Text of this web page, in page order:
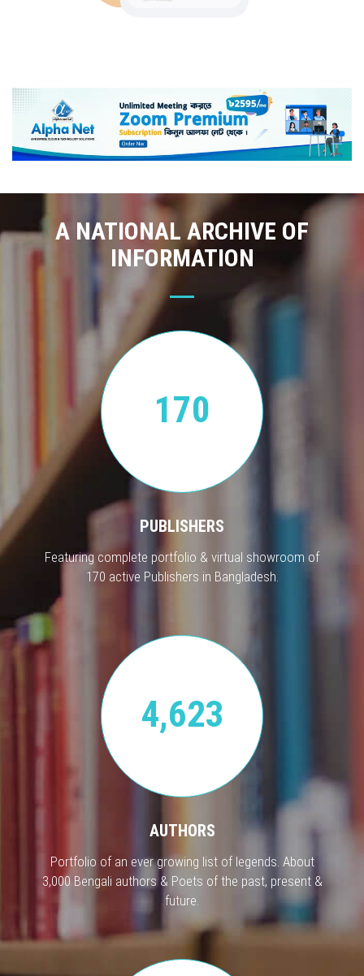
A NATIONAL ARCHIVE OF
INFORMATION
170
PUBLISHERS
Featuring complete portfolio & virtual showroom of
170 active Publishers in Bangladesh.
4,623
AUTHORS
Portfolio of an ever growing list of legends. About
3,000 Bengali authors & Poets of the past, present &
future.